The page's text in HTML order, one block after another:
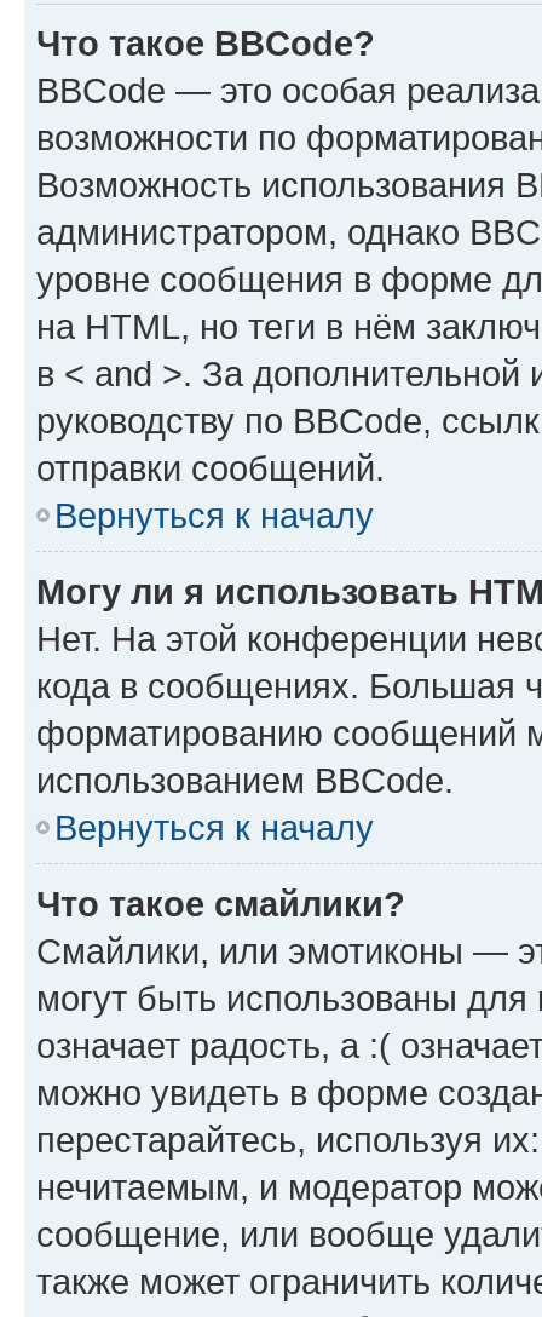
Что такое BBCode?
BBCode — это особая
возможности по
Возможность использования
администратором, однако
уровне сообщения в форме
на HTML, но теги в нём
в < and >. За
руководству по BBCode,
отправки сообщений.
Вернуться к началу
Могу ли я использовать
Нет. На этой конференции
кода в сообщениях. Большая
форматированию сообщений
использованием BBCode.
Вернуться к началу
Что такое смайлики?
Смайлики, или эмотиконы —
могут быть использованы
означает радость, а :(
можно увидеть в форме
перестарайтесь, используя
нечитаемым, и модератор
сообщение, или вообще
также может ограничить